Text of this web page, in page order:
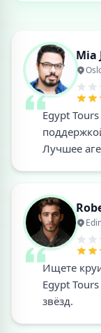
Mia
Egypt
Лучшее
Ищете
Egypt
звёзд.